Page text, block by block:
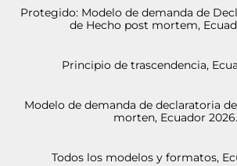
Protegido: Modelo de demanda de
de Hecho post mortem,
Principio de trascendencia,
Modelo de demanda de declaratoria
morten, Ecuador 2026.
Todos los modelos y formatos,